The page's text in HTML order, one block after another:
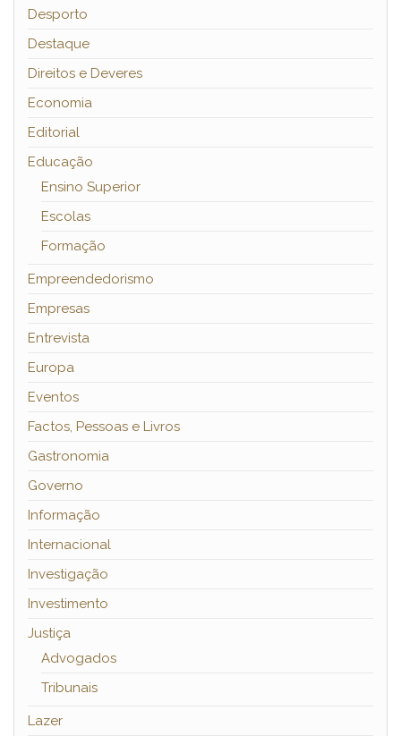
Desporto
Destaque
Direitos e Deveres
Economia
Editorial
Educação
Ensino Superior
Escolas
Formação
Empreendedorismo
Empresas
Entrevista
Europa
Eventos
Factos, Pessoas e Livros
Gastronomia
Governo
Informação
Internacional
Investigação
Investimento
Justiça
Advogados
Tribunais
Lazer